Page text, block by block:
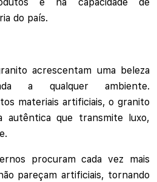
do país.
acrescentam uma beleza
a qualquer ambiente.
materiais artificiais, o granito
autêntica que transmite luxo,
procuram cada vez mais
pareçam artificiais, tornando